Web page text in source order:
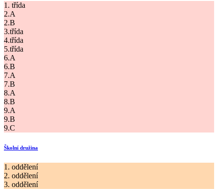
1. třída
2.A
2.B
3.třída
4.třída
5.třída
6.A
6.B
7.A
7.B
8.A
8.B
9.A
9.B
9.C
Školní družina
1. oddělení
2. oddělení
3. oddělení